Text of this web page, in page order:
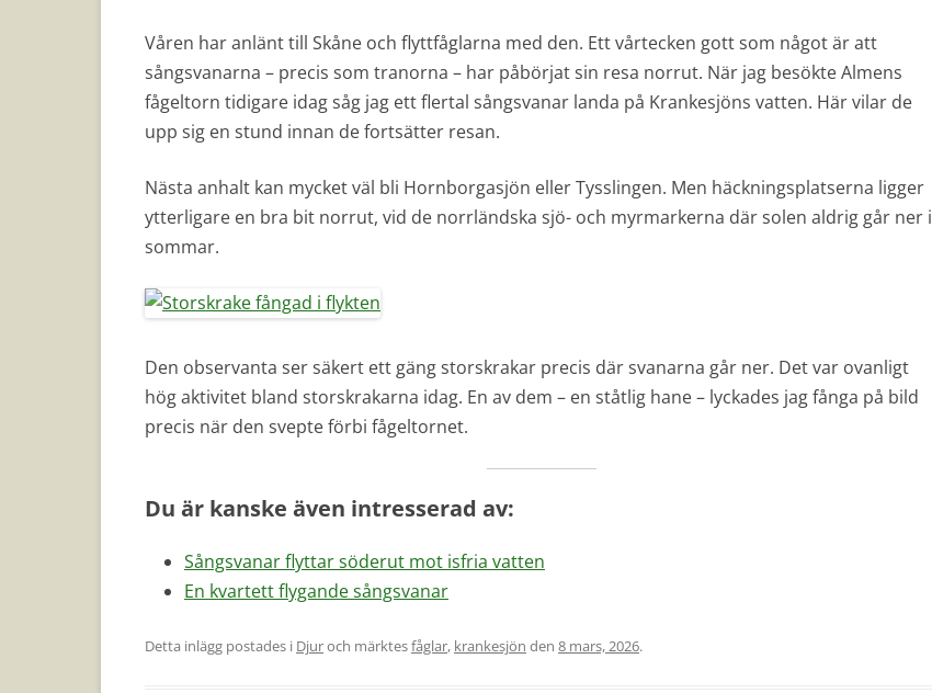
Våren har anlänt till Skåne och flyttfåglarna med den. Ett vårtecken gott som något är att
sångsvanarna – precis som tranorna – har påbörjat sin resa norrut. När jag besökte Almens
fågeltorn tidigare idag såg jag ett flertal sångsvanar landa på Krankesjöns vatten. Här vilar de
upp sig en stund innan de fortsätter resan.
Nästa anhalt kan mycket väl bli Hornborgasjön eller Tysslingen. Men häckningsplatserna ligger
ytterligare en bra bit norrut, vid de norrländska sjö- och myrmarkerna där solen aldrig går ner i
sommar.
Den observanta ser säkert ett gäng storskrakar precis där svanarna går ner. Det var ovanligt
hög aktivitet bland storskrakarna idag. En av dem – en ståtlig hane – lyckades jag fånga på bild
precis när den svepte förbi fågeltornet.
Du är kanske även intresserad av:
Sångsvanar flyttar söderut mot isfria vatten
En kvartett flygande sångsvanar
Detta inlägg postades i Djuroch märktesfåglar, krankesjön den 8 mars, 2026.